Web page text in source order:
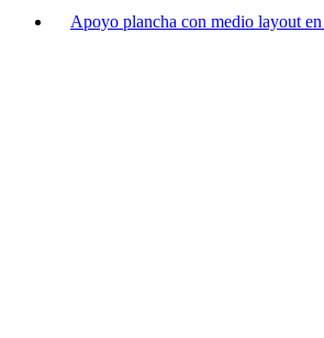
Apoyo plancha con medio layout en